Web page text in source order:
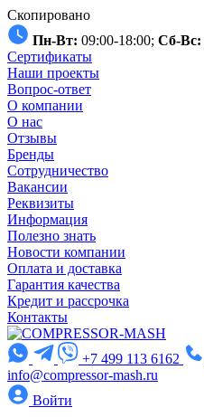
Скопировано
Пн-Вт: 09:00-18:00; Сб-Вс:
Сертификаты
Наши проекты
Вопрос-ответ
О компании
О нас
Отзывы
Бренды
Сотрудничество
Вакансии
Реквизиты
Информация
Полезно знать
Новости компании
Оплата и доставка
Гарантия качества
Кредит и рассрочка
Контакты
+7 499 113 6162
info@compressor-mash.ru
Войти